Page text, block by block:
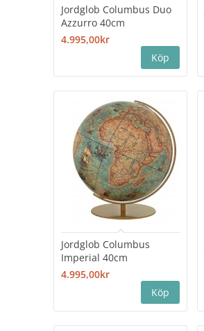
Jordglob Columbus Duo
Azzurro 40cm
4.995,00kr
Jordglob Columbus
Imperial 40cm
4.995,00kr